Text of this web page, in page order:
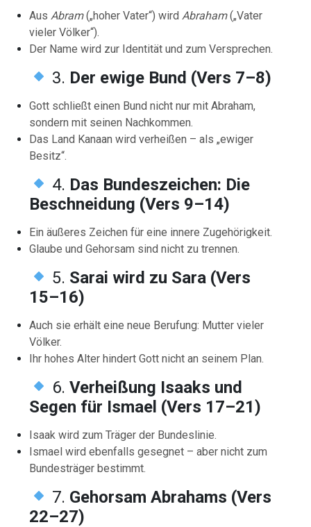
AusAbram(„hoher Vater“) wirdAbraham(„Vater
vieler Völker“).
Der Name wird zur Identität und zum Versprechen.
3. Der ewige Bund (Vers 7–8)
Gott schließt einen Bund nicht nur mit Abraham,
sondern mit seinen Nachkommen.
Das Land Kanaan wird verheißen – als „ewiger
Besitz“.
4. Das Bundeszeichen: Die
Beschneidung (Vers 9–14)
Ein äußeres Zeichen für eine innere Zugehörigkeit.
Glaube und Gehorsam sind nicht zu trennen.
5. Sarai wird zu Sara (Vers
15–16)
Auch sie erhält eine neue Berufung: Mutter vieler
Völker.
Ihr hohes Alter hindert Gott nicht an seinem Plan.
6.Verheißung Isaaks und
Segen für Ismael (Vers 17–21)
Isaak wird zum Träger der Bundeslinie.
Ismael wird ebenfalls gesegnet – aber nicht zum
Bundesträger bestimmt.
7. Gehorsam Abrahams (Vers
22–27)